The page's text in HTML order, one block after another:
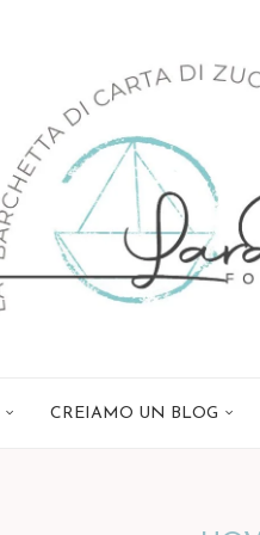
CREIAMO UN BLOG